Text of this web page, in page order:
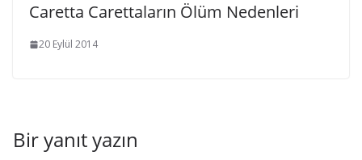
Caretta Carettaların Ölüm Nedenleri
20 Eylül 2014
Bir yanıt yazın